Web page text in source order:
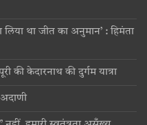
था जीत का अनुमान’ : हिमंता
की केदारनाथ की दुर्गम यात्रा